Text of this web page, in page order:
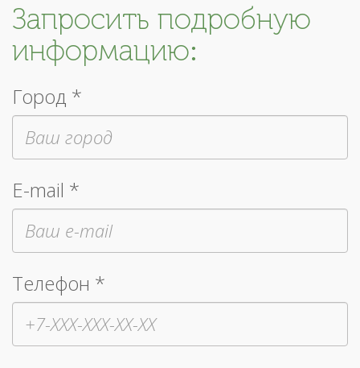
Запросить подробную
информацию:
Город *
E-mail *
Телефон *